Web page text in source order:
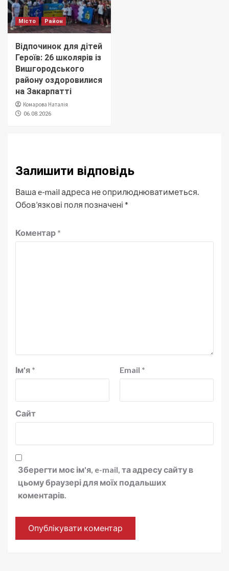
Місто Район
Відпочинок для дітей
Героїв: 26 школярів із
Вишгородського
району оздоровилися
на Закарпатті
Комарова Наталія
06.08.2026
Залишити відповідь
Ваша e-mail адреса не оприлюднюватиметься.
Обов’язкові поля позначені *
Коментар *
Ім'я * Email *
Сайт
Зберегти моє ім'я, e-mail, та адресу сайту в
цьому браузері для моїх подальших
коментарів.